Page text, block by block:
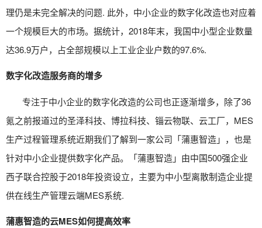
理仍是未完全解决的问题. 此外，中小企业的数字化改造也对应着
一个规模巨大的市场。据统计，2018年末，我国中小型企业数量
达36.9万户，占全部规模以上工业企业户数的97.6%.
数字化改造服务商的增多
专注于中小企业的数字化改造的公司也正逐渐增多，除了36
氪之前报道过的圣泽科技、博拉科技、锱云物联、云工厂， MES
生产过程管理系统近期我们了解到一家公司「蒲惠智造」，也是
针对中小企业提供数字化产品。「蒲惠智造」由中国500强企业
西子联合控股于2018年投资设立，主要为中小型离散制造企业提
供在线生产管理云端MES系统.
蒲惠智造的云MES如何提高效率